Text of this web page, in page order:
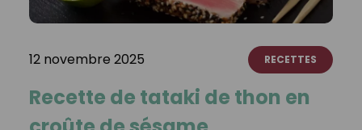
12 novembre 2025 RECETTES
Recette de tataki de thon en